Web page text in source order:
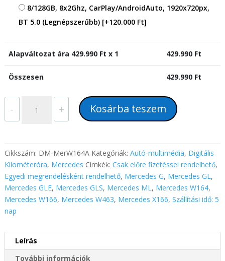
8/128GB, 8x2Ghz, CarPlay/AndroidAuto, 1920x720px,
BT 5.0 (Legnépszerűbb) [+120.000 Ft]
Alapváltozat ára 429.990 Ft x 1 429.990 Ft
Összesen 429.990 Ft
-
2017)
digitális
műszeregység
kilométer
óracsoport
12,3"-
os
+ Kosárba teszem
Cikkszám: DM-MerW164A Kategóriák: Autó-multimédia, Digitális
Kilométeróra, Mercedes Címkék: Csak előre fizetéssel rendelhető,
Egyedi megrendelésként rendelhető, Mercedes G, Mercedes GL,
Mercedes GLE, Mercedes GLS, Mercedes ML, Mercedes W164,
Mercedes W166, Mercedes W463, Mercedes X166, Szállítási idő: 5
nap
Leírás
További információk